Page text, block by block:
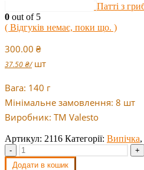
Патті з
0 out of 5
( Відгуків немає, поки що. )
300.00 ₴
37.50₴/ шт
Вага: 140 г
Мінімальне замовлення: 8 шт
Виробник: TM Valesto
Артикул: 2116 Категорії: Випічка,
-
+
Додати в кошик